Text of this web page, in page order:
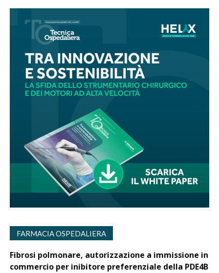
FARMACIA OSPEDALIERA
Fibrosi polmonare, autorizzazione a immissione in
commercio per inibitore preferenziale della PDE4B